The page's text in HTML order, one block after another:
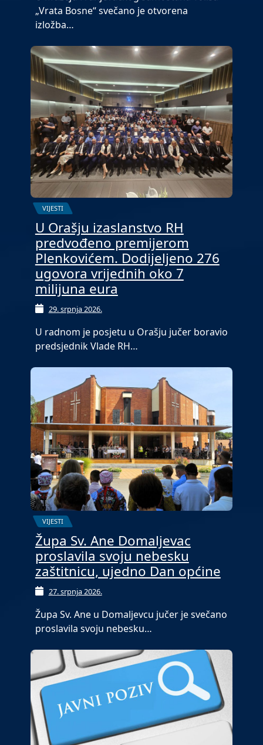
„Vrata Bosne“ svečano je otvorena
izložba…
VIJESTI
U Orašju izaslanstvo RH
predvođeno premijerom
Plenkovićem. Dodijeljeno 276
ugovora vrijednih oko 7
milijuna eura
29. srpnja 2026.
U radnom je posjetu u Orašju jučer boravio
predsjednik Vlade RH…
VIJESTI
Župa Sv. Ane Domaljevac
proslavila svoju nebesku
zaštitnicu, ujedno Dan općine
27. srpnja 2026.
Župa Sv. Ane u Domaljevcu jučer je svečano
proslavila svoju nebesku…